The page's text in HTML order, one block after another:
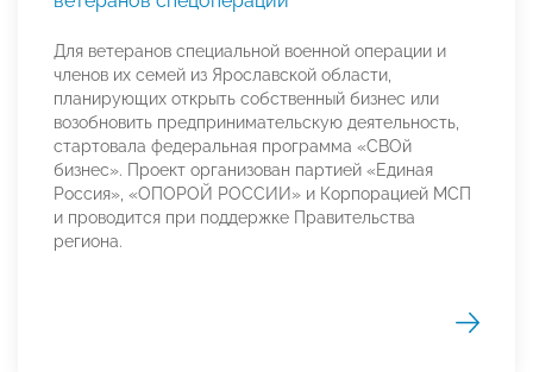
Для ветеранов специальной военной операции и
членов их семей из Ярославской области,
планирующих открыть собственный бизнес или
возобновить предпринимательскую деятельность,
стартовала федеральная программа «СВОй
бизнес». Проект организован партией «Единая
Россия», «ОПОРОЙ РОССИИ» и Корпорацией МСП
и проводится при поддержке Правительства
региона.